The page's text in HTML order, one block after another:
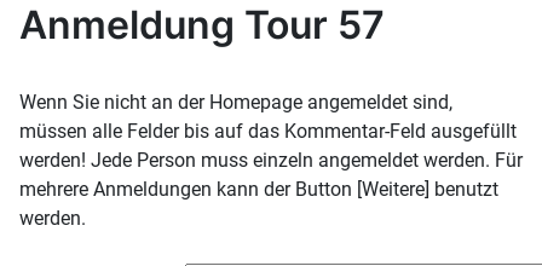
Anmeldung Tour 57
Wenn Sie nicht an der Homepage angemeldet sind,
müssen alle Felder bis auf das Kommentar-Feld ausgefüllt
werden! Jede Person muss einzeln angemeldet werden. Für
mehrere Anmeldungen kann der Button [Weitere] benutzt
werden.